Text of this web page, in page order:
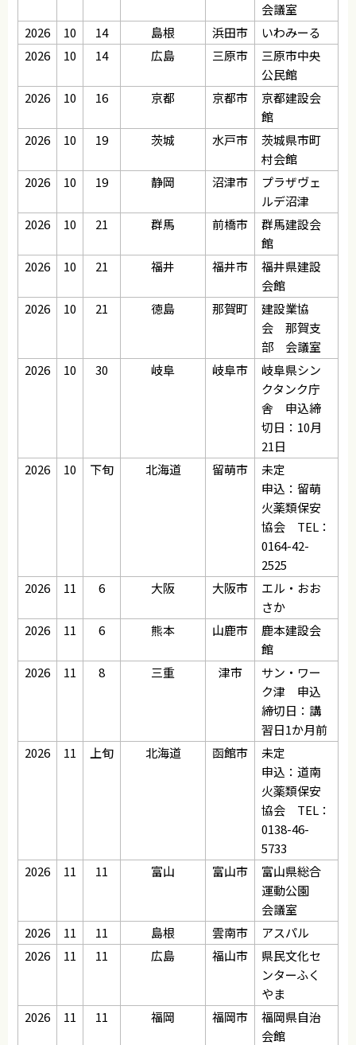
会議室
2026
10 14 島根 浜田市
いわみーる
2026
10 14 広島 三原市
三原市中央
公民館
2026
10 16 京都 京都市
京都建設会
館
2026
10 19 茨城 水戸市
茨城県市町
村会館
2026
10 19 静岡 沼津市
プラザヴェ
ルデ沼津
2026
10 21 群馬 前橋市
群馬建設会
館
2026
10 21 福井 福井市
福井県建設
会館
2026
10 21 徳島 那賀町
建設業協
会 那賀支
部 会議室
2026
10 30 岐阜 岐阜市
岐阜県シン
クタンク庁
舎 申込締
切日：10月
21日
2026
10 下旬 北海道 留萌市
未定
申込：留萌
火薬類保安
協会 TEL：
0164-42-
2525
2026
11 6 大阪 大阪市
エル・おお
さか
2026
11 6 熊本 山鹿市
鹿本建設会
館
2026
11 8 三重 津市
サン・ワー
ク津 申込
締切日：講
習日1か月前
2026
11 上旬 北海道 函館市
未定
申込：道南
火薬類保安
協会 TEL：
0138-46-
5733
2026
11 11 富山 富山市
富山県総合
運動公園
会議室
2026
11 11 島根 雲南市
アスパル
2026
11 11 広島 福山市
県民文化セ
ンターふく
やま
2026
11 11 福岡 福岡市
福岡県自治
会館